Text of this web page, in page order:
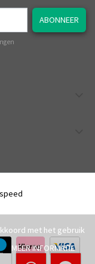
ABONNEER
met het gebruik
MEER INFORMATIE